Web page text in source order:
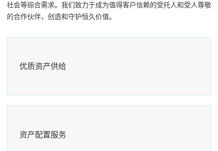
社会等综合需求。我们致力于成为值得客户信赖的受托人和受人尊敬
的合作伙伴，创造和守护恒久价值。
优质资产供给
资产配置服务